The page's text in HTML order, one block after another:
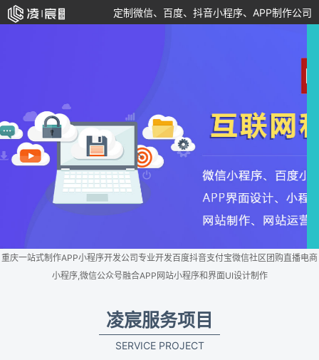
定制微信、百度、抖音小程序、APP制作公司
重庆一站式制作APP小程序开发公司专业开发百度抖音支付宝微信社区团购直播电商
小程序,微信公众号融合APP网站小程序和界面UI设计制作
凌宸服务项目
SERVICE PROJECT